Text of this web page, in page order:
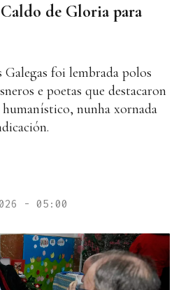
Caldo de Gloria para
foi lembrada polos
e poetas que destacaron
nunha xornada
- 05:00